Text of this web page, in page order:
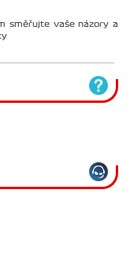
směřujte vaše názory a